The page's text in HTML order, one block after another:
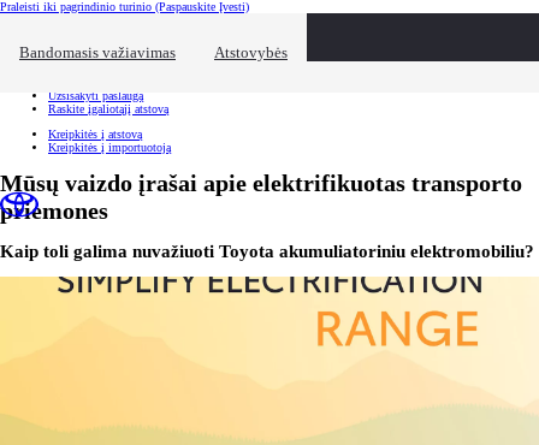
Praleisti iki pagrindinio turinio (Paspauskite Įvesti)
Bandomasis važiavimas Atstovybės
Spartusis pasirinkimas Spustelėkite, kad užvertumėte pasiekiamumo perdangą
Užsisakyti paslaugą
Raskite įgaliotąjį atstovą
Kreipkitės į atstovą
Kreipkitės į importuotoją
Mūsų vaizdo įrašai apie elektrifikuotas transporto
priemones
Kaip toli galima nuvažiuoti Toyota akumuliatoriniu elektromobiliu?